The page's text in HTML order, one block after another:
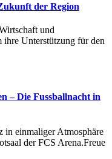
der Region
und
ihre Unterstützung für den
– Die Fussballnacht in
in einmaliger Atmosphäre
der FCS Arena.Freue